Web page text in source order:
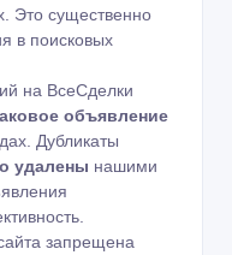
Это существенно
в поисковых
на ВсеСделки
объявление
Дубликаты
удалены нашими
запрещена